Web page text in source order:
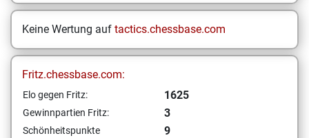
Keine Wertung auf tactics.chessbase.com
Fritz.chessbase.com:
Elo gegen Fritz: 1625
Gewinnpartien Fritz: 3
Schönheitspunkte
9